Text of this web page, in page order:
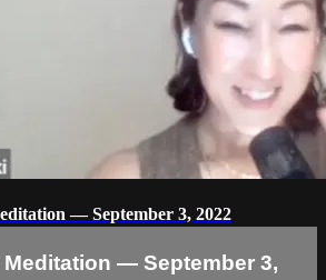
— September 3, 2022
Meditation — September 3,